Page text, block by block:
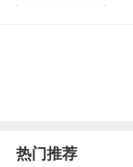
热门推荐